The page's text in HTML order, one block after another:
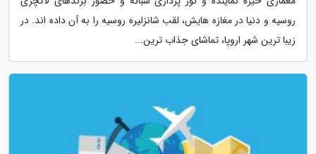
روسیه و دنیا در مغازه هایش، لقب شانزلیره روسیه را به آن داده اند. در
زیبا ترین شهر اروپا، تماشای جذاب ترین...